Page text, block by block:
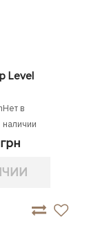
Level
Нет в
наличии